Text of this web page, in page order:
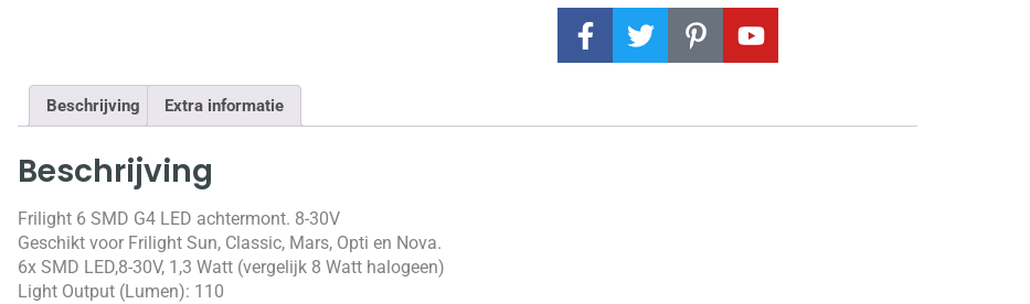
Beschrijving Extra informatie
Beschrijving
Frilight 6 SMD G4 LED achtermont. 8-30V
Geschikt voor Frilight Sun, Classic, Mars, Opti en Nova.
6x SMD LED,8-30V, 1,3 Watt (vergelijk 8 Watt halogeen)
Light Output (Lumen): 110